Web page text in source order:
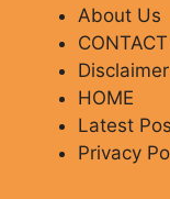
About Us
Disclaimer
HOME
Latest
Privacy